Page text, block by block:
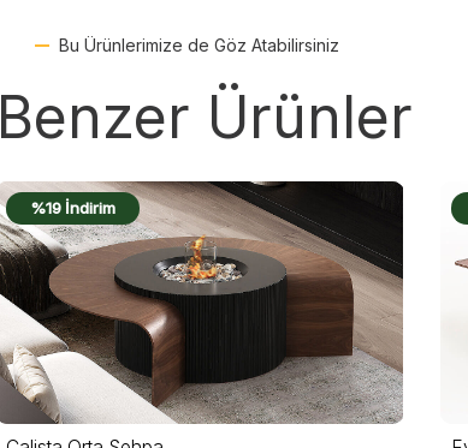
Bu Ürünlerimize de Göz Atabilirsiniz
Benzer Ürünler
%18 İndirim